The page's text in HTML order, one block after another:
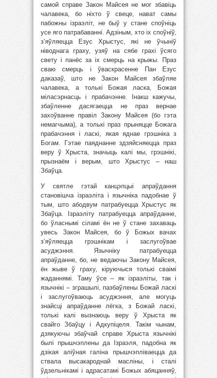
самой справе Закон Майсея не мог збавіць
чалавека, бо ніхто ў свеце, нават самы
пабожны ізраэліт, не быў у стане споўніць
усе яго патрабаванні. Адзіным, хто іх споўніў,
з’яўляецца Езус Хрыстус, які не ўчыніў
ніводнага граху, узяў на сябе грахі ўсяго
свету і панёс за іх смерць на крыжы. Праз
сваю смерць і ўваскрасенне Пан Езус
даказаў, што не Закон Майсея збаўляе
чалавека, а толькі Божая ласка, Божая
міласэрнасць і прабачэнне. Інакш кажучы,
збаўленне дасягаецца не праз вернае
захоўванне правіл Закону Майсея (бо гэта
немагчыма), а толькі праз прыняцце Божага
прабачэння і ласкі, якая яднае грэшніка з
Богам. Гэтае паяднанне здзяйсняецца праз
веру ў Хрыста, значыць калі мы, грэшнікі,
прызнаём і верым, што Хрыстус – наш
Збаўца.
У святле гэтай канцэпцыі апраўдання
становішча ізраэліта і язычніка падобнае ў
тым, што абодвум патрабуецца Хрыстус як
Збаўца. Ізраэліту патрабуецца апраўданне,
бо ўласнымі сіламі ён не ў стане захаваць
увесь Закон Майсея, бо ў Божых вачах
з’яўляецца грэшнікам і заслугоўвае
асуджэння. Язычніку патрабуецца
апраўданне, бо, не ведаючы Закону Майсея,
ён жыве ў граху, кіруючыся толькі сваімі
жаданнямі. Таму ўсе – як ізраэліты, так і
язычнікі – зграшылі, пазбаўлены Божай ласкі
і заслугоўваюць асуджэння, але могуць
знайсці апраўданне лёгка, з Божай ласкі,
толькі калі вызнаюць веру ў Хрыста як
свайго Збаўцу і Адкупіцеля. Такім чынам,
дзякуючы збаўчай справе Хрыста язычнікі
былі прышчэплены да Ізраэля, падобна як
дзікая аліўная галіна прышчэпліваецца да
ствала высакароднай масліны, і сталі
ўдзельнікамі і адрасатамі Божых абяцанняў,